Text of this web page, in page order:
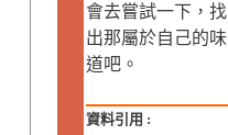
會去嘗試一下，找
出那屬於自己的味
道吧。
資料引用 :